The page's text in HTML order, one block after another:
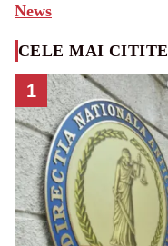
News
CELE MAI CITITE
1